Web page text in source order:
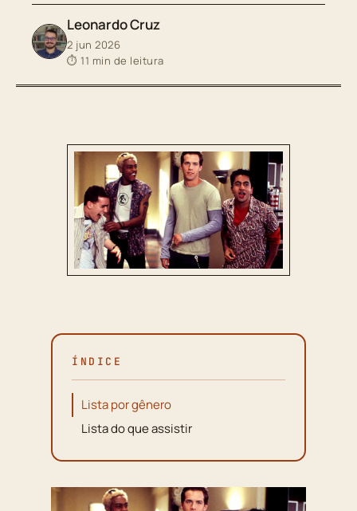
Leonardo Cruz
2 jun 2026
⏱ 11 min de leitura
ÍNDICE
Lista por gênero
Lista do que assistir